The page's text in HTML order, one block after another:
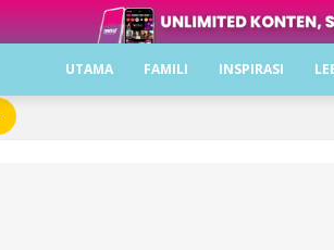
UTAMA FAMILI INSPIRASI